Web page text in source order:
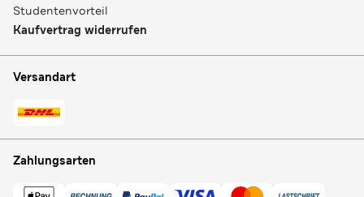
Studentenvorteil
Kaufvertrag widerrufen
Versandart
Zahlungsarten